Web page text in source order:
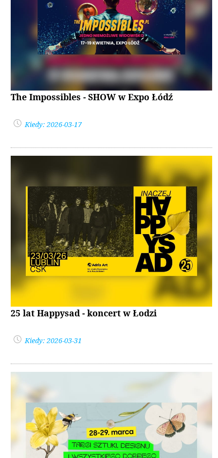
The Impossibles - SHOW w Expo Łódź
Kiedy: 2026-03-17
25 lat Happysad - koncert w Łodzi
Kiedy: 2026-03-31